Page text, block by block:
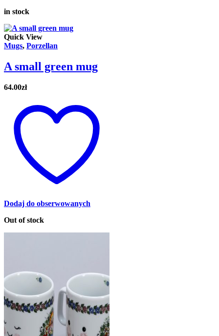
in stock
Quick View
Mugs, Porzellan
A small green mug
64.00zł
Dodaj do obserwowanych
Out of stock